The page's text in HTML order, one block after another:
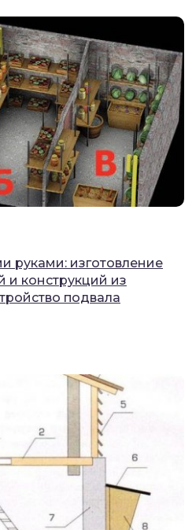
руками: изготовление
и конструкций из
подвала